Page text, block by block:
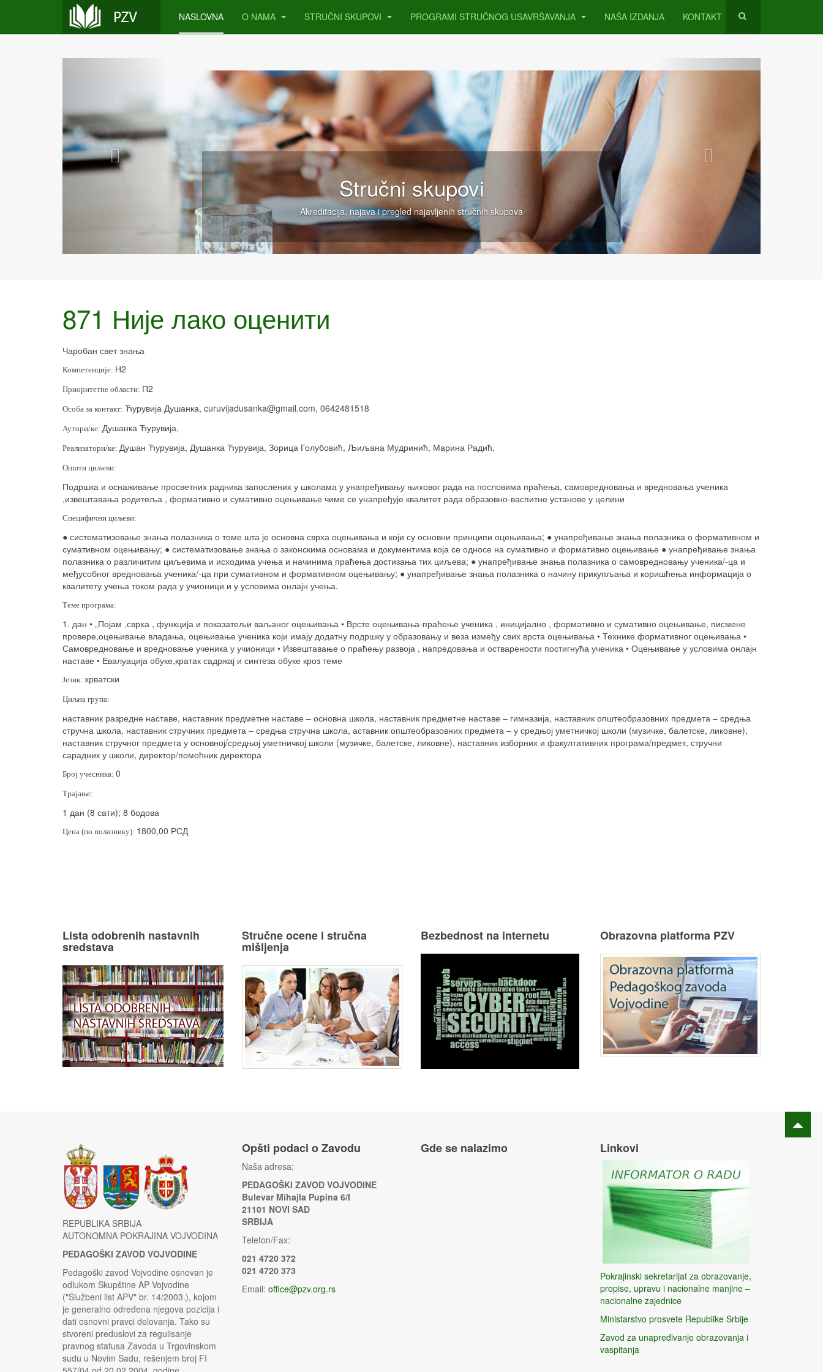
NASLOVNA O NAMA STRUČNI SKUPOVI PROGRAMI STRUČNOG USAVRŠAVANJA NAŠA IZDANJA KONTAKT
Stručni skupovi
Akreditacija, najava i pregled najavljenih stručnih skupova
871 Није лако оценити
Чаробан свет знања
Компетенције: Н2
Приоритетне области: П2
Особа за контакт: Ћурувија Душанка, curuvijadusanka@gmail.com, 0642481518
Аутори/ке: Душанка Ћурувија,
Реализатори/ке: Душан Ћурувија, Душанка Ћурувија, Зорица Голубовић, Љиљана Мудринић, Марина Радић,
Општи циљеви:
Подршка и оснаживање просветних радника запослених у школама у унапређивању њиховог рада на пословима праћења, самовредновања и вредновања ученика
,извештавања родитеља , формативно и сумативно оцењивање чиме се унапређује квалитет рада образовно-васпитне установе у целини
Специфични циљеви:
● систематизовање знања полазника о томе шта је основна сврха оцењивања и који су основни принципи оцењивања; ● унапређивање знања полазника о формативном и
сумативном оцењивању; ● систематизовање знања о законскима основама и документима која се односе на сумативно и формативно оцењивање ● унапређивање знања
полазника о различитим циљевима и исходима учења и начинима праћења достизања тих циљева; ● унапређивање знања полазника о самовредновању ученика/-ца и
међусобног вредновања ученика/-ца при сумативном и формативном оцењивању; ● унапређивање знања полазника о начину прикупљања и коришћења информација о
квалитету учења током рада у учионици и у условима онлајн учења.
Теме програма:
1. дан • „Појам ,сврха , функција и показатељи ваљаног оцењивања • Врсте оцењивања-праћење ученика , иницијално , формативно и сумативно оцењивање, писмене
провере,оцењивање владања, оцењивање ученика који имају додатну подршку у образовању и веза између свих врста оцењивања • Технике формативног оцењивања •
Самовредновање и вредновање ученика у учионици • Извештавање о праћењу развоја , напредовања и остварености постигнућа ученика • Оцењивање у условима онлајн
наставе • Евалуација обуке,кратак садржај и синтеза обуке кроз теме
Језик: хрватски
Циљна група:
наставник разредне наставе, наставник предметне наставе – основна школа, наставник предметне наставе – гимназија, наставник општеобразовних предмета – средња
стручна школа, наставник стручних предмета – средња стручна школа, аставник општеобразовних предмета – у средњој уметничкој школи (музичке, балетске, ликовне),
наставник стручног предмета у основној/средњој уметничкој школи (музичке, балетске, ликовне), наставник изборних и факултативних програма/предмет, стручни
сарадник у школи, директор/помоћник директора
Број учесника: 0
Трајање:
1 дан (8 сати); 8 бодова
Цена (по полазнику): 1800,00 РСД
Lista odobrenih nastavnih
sredstava
Stručne ocene i stručna
mišljenja
Bezbednost na internetu Obrazovna platforma PZV
REPUBLIKA SRBIJA
AUTONOMNA POKRAJINA VOJVODINA
PEDAGOŠKI ZAVOD VOJVODINE
Pedagoški zavod Vojvodine osnovan je
odlukom Skupštine AP Vojvodine
("Službeni list APV" br. 14/2003.), kojom
je generalno određena njegova pozicija i
dati osnovni pravci delovanja. Tako su
stvoreni preduslovi za regulisanje
pravnog statusa Zavoda u Trgovinskom
sudu u Novim Sadu, rešenjem broj FI
Opšti podaci o Zavodu
Naša adresa:
PEDAGOŠKI ZAVOD VOJVODINE
Bulevar Mihajla Pupina 6/I
21101 NOVI SAD
SRBIJA
Telefon/Fax:
021 4720 372
021 4720 373
Email: office@pzv.org.rs
Gde se nalazimo Linkovi
Pokrajinski sekretarijat za obrazovanje,
propise, upravu i nacionalne manjine –
nacionalne zajednice
Ministarstvo prosvete Republike Srbije
Zavod za unapređivanje obrazovanja i
vaspitanja